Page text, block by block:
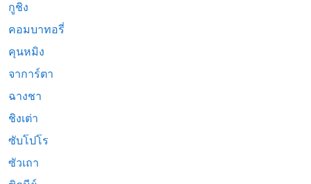
กูชิง
คอมบาทอรี่
คุนหมิง
จาการ์ตา
ฉางชา
ชิงเต่า
ซับโปโร
ซัวเถา